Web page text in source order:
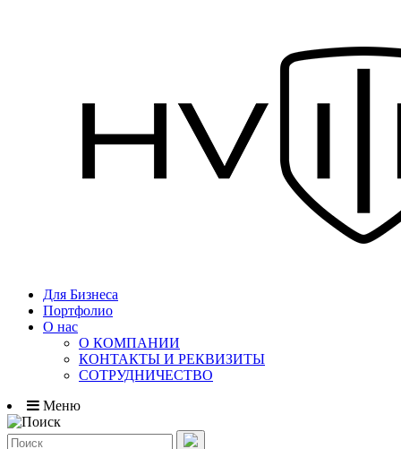
Для Бизнеса
Портфолио
О нас
О КОМПАНИИ
КОНТАКТЫ И РЕКВИЗИТЫ
СОТРУДНИЧЕСТВО
Меню